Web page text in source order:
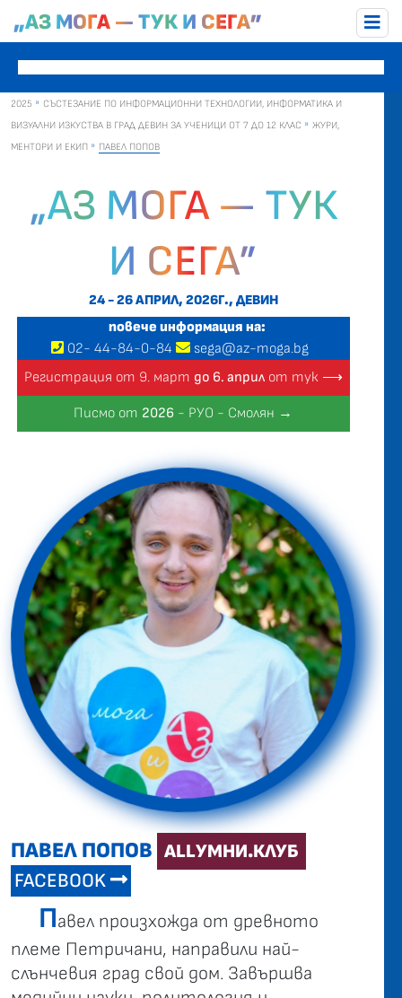
„АЗ МОГА — ТУК И СЕГА”
2025
СЪСТЕЗАНИЕ ПО ИНФОРМАЦИОННИ ТЕХНОЛОГИИ, ИНФОРМАТИКА И
ВИЗУАЛНИ ИЗКУСТВА В ГРАД ДЕВИН ЗА УЧЕНИЦИ ОТ 7 ДО 12 КЛАС
ЖУРИ,
МЕНТОРИ И ЕКИП
ПАВЕЛ ПОПОВ
„АЗ МОГА — ТУК
И СЕГА”
24 - 26 АПРИЛ, 2026Г., ДЕВИН
повече информация на:
02- 44-84-0-84
sega@az-moga.bg
Регистрация от 9. март до 6. априлот тук ⟶
Писмо от 2026 - РУО - Смолян →
ПАВЕЛ ПОПОВ ALLУМНИ.КЛУБ
FACEBOOK
Павел произхожда от древното
племе Петричани, направили най-
слънчевия град свой дом. Завършва